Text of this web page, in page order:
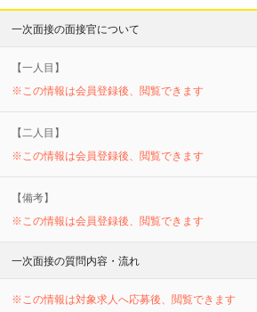
一次面接の面接官について
【一人目】
※この情報は会員登録後、閲覧できます
【二人目】
※この情報は会員登録後、閲覧できます
【備考】
※この情報は会員登録後、閲覧できます
一次面接の質問内容・流れ
※この情報は対象求人へ応募後、閲覧できます